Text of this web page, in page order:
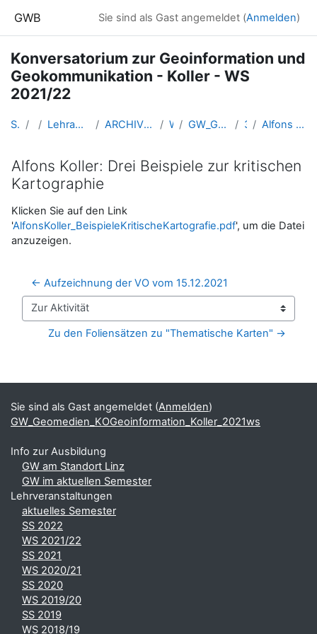
GWB Sie sind als Gast angemeldet (Anmelden)
Konversatorium zur Geoinformation und
Geokommunikation - Koller - WS
2021/22
Startseite Kurse Lehramtsausbildung GW im Cluster Österreich Mitte ARCHIV - Lehrveranstaltungen am Standort Linz - seit 2016 WS 2021/22 GW_Geomedien_KOGeoinformation_Koller_2021ws 30 - 15.12. Alfons Koller: Drei Beispiele zur kritischen Kartographie
Alfons Koller: Drei Beispiele zur kritischen
Kartographie
Abschlussbedingungen
Klicken Sie auf den Link
'AlfonsKoller_BeispieleKritischeKartografie.pdf', um die Datei
anzuzeigen.
← Aufzeichnung der VO vom 15.12.2021
Zur Aktivität
Zu den Foliensätzen zu "Thematische Karten" →
Ergänzungsblöcke
Sie sind als Gast angemeldet (Anmelden)
GW_Geomedien_KOGeoinformation_Koller_2021ws
Info zur Ausbildung
GW am Standort Linz
GW im aktuellen Semester
Lehrveranstaltungen
aktuelles Semester
SS 2022
WS 2021/22
SS 2021
WS 2020/21
SS 2020
WS 2019/20
SS 2019
WS 2018/19